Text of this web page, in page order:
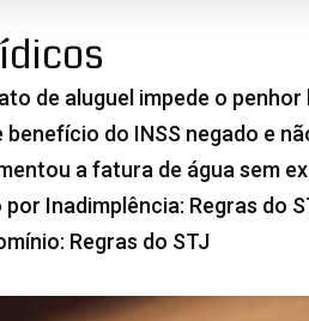
de aluguel impede o
do INSS negado e
a fatura de água sem
Inadimplência: Regras do
Regras do STJ